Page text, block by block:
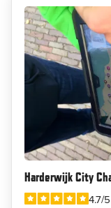
Harderwijk City
4.7/